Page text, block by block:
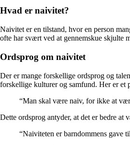
Hvad er naivitet?
Naivitet er en tilstand, hvor en person
ofte har svært ved at gennemskue skjulte
Ordsprog om naivitet
Der er mange forskellige ordsprog og
forskellige kulturer og samfund. Her er et
“Man skal være naiv, for ikke at
Dette ordsprog antyder, at det er bedre
“Naiviteten er barndommens gave